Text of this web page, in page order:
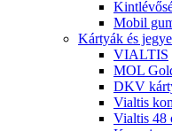
Mobil
Kártyák és
VIALTIS
MOL
DKV
Vialtis
Vialtis 48